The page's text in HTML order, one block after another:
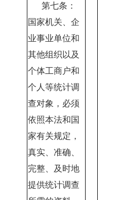
第七条：
国家机关、企
业事业单位和
其他组织以及
个体工商户和
个人等统计调
查对象，必须
依照本法和国
家有关规定，
真实、准确、
完整、及时地
提供统计调查